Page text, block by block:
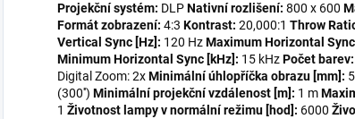
Projekční systém: DLPNativní rozlišení: 800 x 600
Formát zobrazení: 4:3 Kontrast: 20,000:1 Throw
Vertical Sync [Hz]: 120 HzMaximum Horizontal
Minimum Horizontal Sync [kHz]: 15 kHzPočet barev:
Digital Zoom: 2xMinimální úhlopříčka obrazu [mm]:
(300'') Minimální projekční vzdálenost [m]: 1 m
1 Životnost lampy v normální režimu [hod]: 6000